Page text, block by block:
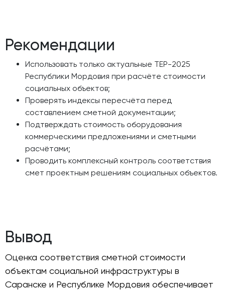
Рекомендации
Использовать только актуальные ТЕР-2025
Республики Мордовия при расчёте стоимости
социальных объектов;
Проверять индексы пересчёта перед
составлением сметной документации;
Подтверждать стоимость оборудования
коммерческими предложениями и сметными
расчётами;
Проводить комплексный контроль соответствия
смет проектным решениям социальных объектов.
Вывод
Оценка соответствия сметной стоимости
объектам социальной инфраструктуры в
Саранске и Республике Мордовия обеспечивает